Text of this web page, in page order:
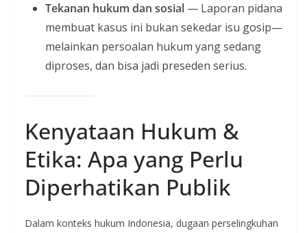
Tekanan hukum dan sosial — Laporan pidana
membuat kasus ini bukan sekedar isu gosip—
melainkan persoalan hukum yang sedang
diproses, dan bisa jadi preseden serius.
Kenyataan Hukum &
Etika: Apa yang Perlu
Diperhatikan Publik
Dalam konteks hukum Indonesia, dugaan perselingkuhan